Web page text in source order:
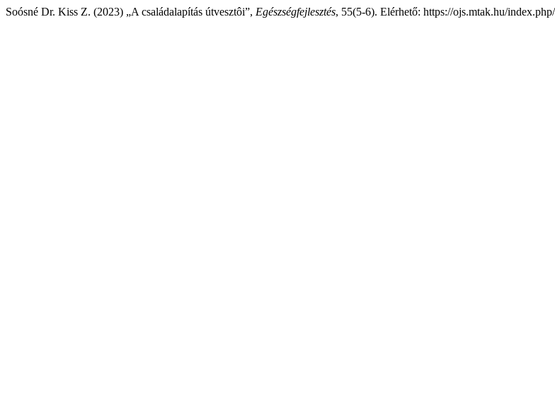
Soósné Dr. Kiss Z. (2023) „A családalapítás útvesztôi”, Egészségfejlesztés, 55(5-6). Elérhető: https://ojs.mtak.hu/